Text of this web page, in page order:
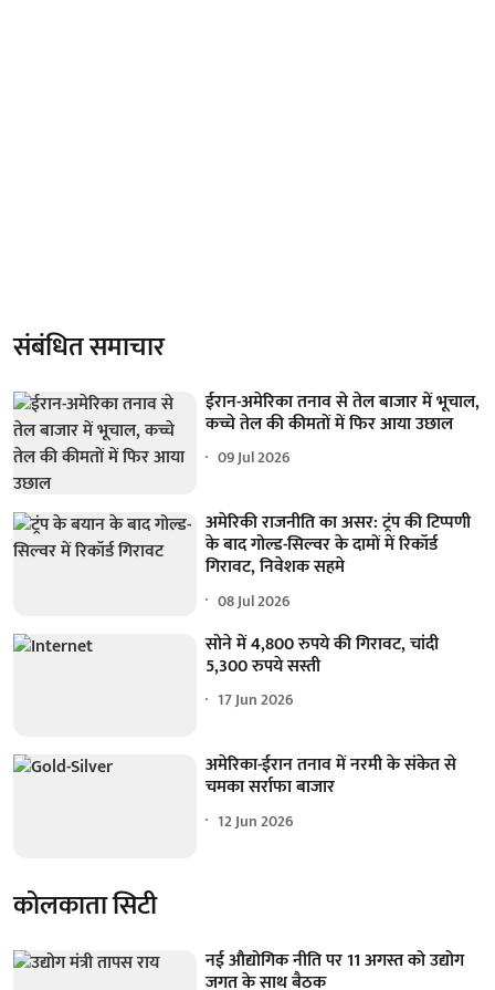
संबंधित समाचार
ईरान-अमेरिका तनाव से तेल बाजार में भूचाल,
कच्चे तेल की कीमतों में फिर आया उछाल
09 Jul 2026
अमेरिकी राजनीति का असर: ट्रंप की टिप्पणी
के बाद गोल्ड-सिल्वर के दामों में रिकॉर्ड
गिरावट, निवेशक सहमे
08 Jul 2026
सोने में 4,800 रुपये की गिरावट, चांदी
5,300 रुपये सस्ती
17 Jun 2026
अमेरिका-ईरान तनाव में नरमी के संकेत से
चमका सर्राफा बाजार
12 Jun 2026
कोलकाता सिटी
नई औद्योगिक नीति पर 11 अगस्त को उद्योग
जगत के साथ बैठक